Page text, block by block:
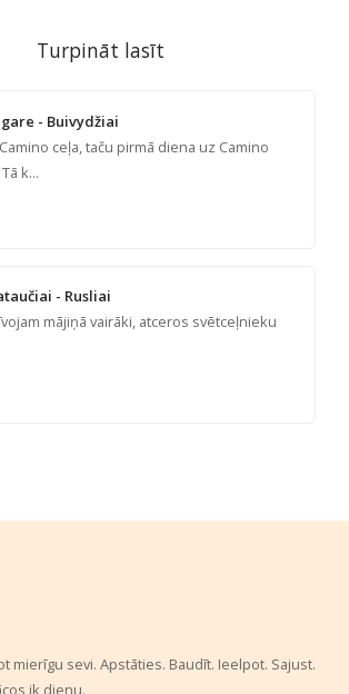
Turpināt lasīt
- Buivydžiai
ceļa, taču pirmā diena uz Camino
k...
- Rusliai
mājiņā vairāki, atceros svētceļnieku
mierīgu sevi. Apstāties. Baudīt. Ieelpot. Sajust.
ik dienu.